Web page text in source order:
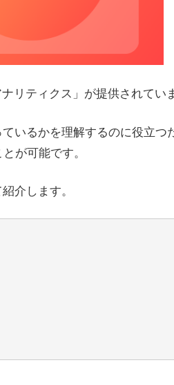
リティクス」が提供されてい
いるかを理解するのに役立つ
が可能です。
介します。